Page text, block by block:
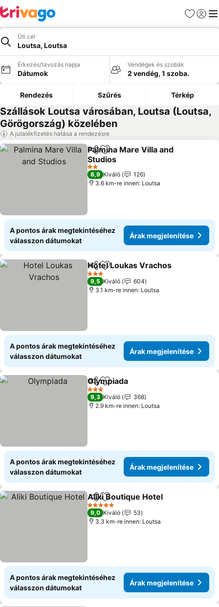
Kedvencek
Úti cél
Loutsa, Loutsa
Érkezés/távozás napja
Dátumok
Vendégek és szobák
2 vendég, 1 szoba.
Rendezés Szűrés Térkép
Szállások Loutsa városában, Loutsa (Loutsa,
Görögország) közelében
A jutalékfizetés hatása a rendezésre
Megosztás
Hozzáadás a kedvencekhez
Palmina Mare Villa and
Studios
Árak megjelenítése
2 Kategória
8,9 Kiváló
126
3.6 km-re innen: Loutsa
A pontos árak megtekintéséhez
válasszon dátumokat
Árak megjelenítése
Megosztás
Hozzáadás a kedvencekhez
Hotel Loukas Vrachos
3 Kategória
9,5 Kiváló
604
3.1 km-re innen: Loutsa
A pontos árak megtekintéséhez
válasszon dátumokat
Árak megjelenítése
Megosztás
Hozzáadás a kedvencekhez
Olympiada
3 Kategória
9,3 Kiváló
368
2.9 km-re innen: Loutsa
A pontos árak megtekintéséhez
válasszon dátumokat
Árak megjelenítése
Megosztás
Hozzáadás a kedvencekhez
Aliki Boutique Hotel
5 Kategória
9,0 Kiváló
53
3.3 km-re innen: Loutsa
A pontos árak megtekintéséhez
válasszon dátumokat
Árak megjelenítése